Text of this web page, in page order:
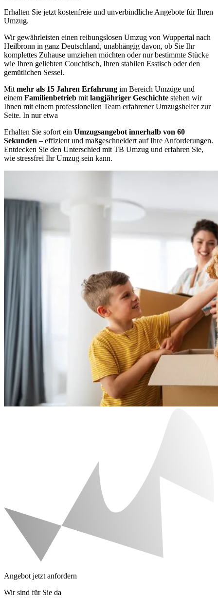
Erhalten Sie jetzt kostenfreie und unverbindliche Angebote für Ihren
Umzug.
Wir gewährleisten einen reibungslosen Umzug von Wuppertal nach
Heilbronn in ganz Deutschland, unabhängig davon, ob Sie Ihr
komplettes Zuhause umziehen möchten oder nur bestimmte Stücke
wie Ihren geliebten Couchtisch, Ihren stabilen Esstisch oder den
gemütlichen Sessel.
Mit mehr als 15 Jahren Erfahrung im Bereich Umzüge und
einem Familienbetrieb mit langjähriger Geschichte stehen wir
Ihnen mit einem professionellen Team erfahrener Umzugshelfer zur
Seite. In nur etwa
Erhalten Sie sofort ein Umzugsangebot innerhalb von 60
Sekunden – effizient und maßgeschneidert auf Ihre Anforderungen.
Entdecken Sie den Unterschied mit TB Umzug und erfahren Sie,
wie stressfrei Ihr Umzug sein kann.
Angebot jetzt anfordern
Wir sind für Sie da